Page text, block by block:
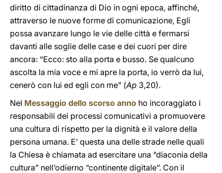
diritto di cittadinanza di Dio in ogni epoca, affinché,
attraverso le nuove forme di comunicazione, Egli
possa avanzare lungo le vie delle città e fermarsi
davanti alle soglie delle case e dei cuori per dire
ancora: “Ecco: sto alla porta e busso. Se qualcuno
ascolta la mia voce e mi apre la porta, io verrò da lui,
cenerò con lui ed egli con me” (Ap 3,20).
Nel Messaggio dello scorso anno ho incoraggiato i
responsabili dei processi comunicativi a promuovere
una cultura di rispetto per la dignità e il valore della
persona umana. E’ questa una delle strade nelle quali
la Chiesa è chiamata ad esercitare una “diaconia della
cultura” nell’odierno “continente digitale”. Con il